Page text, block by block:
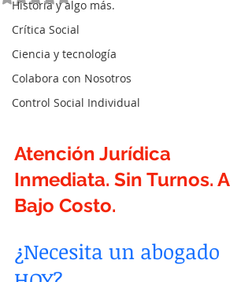
Historia y algo más.
Crítica Social
Ciencia y tecnología
Colabora con Nosotros
Control Social Individual
Atención Jurídica
Inmediata. Sin Turnos. A
Bajo Costo.
¿Necesita un abogado